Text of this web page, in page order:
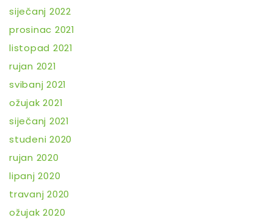
siječanj 2022
prosinac 2021
listopad 2021
rujan 2021
svibanj 2021
ožujak 2021
siječanj 2021
studeni 2020
rujan 2020
lipanj 2020
travanj 2020
ožujak 2020